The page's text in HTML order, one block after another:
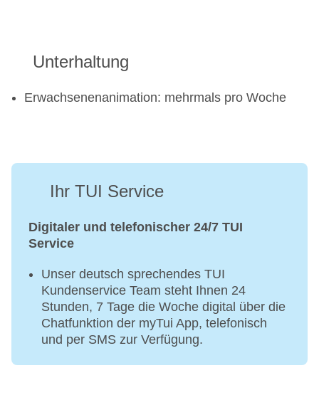
Unterhaltung
Erwachsenenanimation: mehrmals pro Woche
Ihr TUI Service
Digitaler und telefonischer 24/7 TUI
Service
Unser deutsch sprechendes TUI
Kundenservice Team steht Ihnen 24
Stunden, 7 Tage die Woche digital über die
Chatfunktion der myTui App, telefonisch
und per SMS zur Verfügung.